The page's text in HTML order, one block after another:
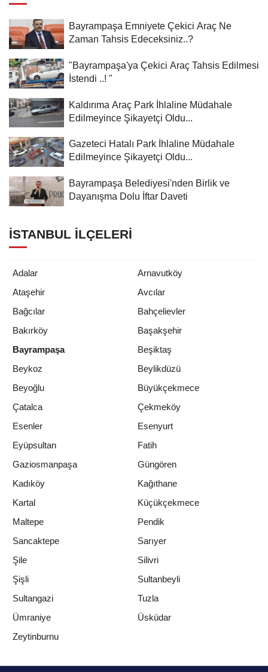
Bayrampaşa Emniyete Çekici Araç Ne
Zaman Tahsis Edeceksiniz..?
"Bayrampaşa'ya Çekici Araç Tahsis Edilmesi
İstendi ..! "
Kaldırıma Araç Park İhlaline Müdahale
Edilmeyince Şikayetçi Oldu...
Gazeteci Hatalı Park İhlaline Müdahale
Edilmeyince Şikayetçi Oldu...
Bayrampaşa Belediyesi'nden Birlik ve
Dayanışma Dolu İftar Daveti
İSTANBUL İLÇELERI
Adalar
Arnavutköy
Ataşehir
Avcılar
Bağcılar
Bahçelievler
Bakırköy
Başakşehir
Bayrampaşa
Beşiktaş
Beykoz
Beylikdüzü
Beyoğlu
Büyükçekmece
Çatalca
Çekmeköy
Esenler
Esenyurt
Eyüpsultan
Fatih
Gaziosmanpaşa
Güngören
Kadıköy
Kağıthane
Kartal
Küçükçekmece
Maltepe
Pendik
Sancaktepe
Sarıyer
Şile
Silivri
Şişli
Sultanbeyli
Sultangazi
Tuzla
Ümraniye
Üsküdar
Zeytinburnu